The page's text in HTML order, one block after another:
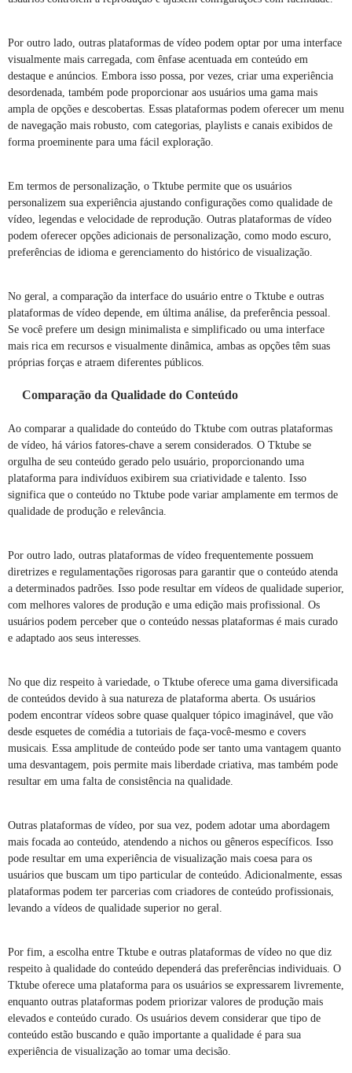
Por outro lado, outras plataformas de vídeo podem optar por uma interface
visualmente mais carregada, com ênfase acentuada em conteúdo em
destaque e anúncios. Embora isso possa, por vezes, criar uma experiência
desordenada, também pode proporcionar aos usuários uma gama mais
ampla de opções e descobertas. Essas plataformas podem oferecer um menu
de navegação mais robusto, com categorias, playlists e canais exibidos de
forma proeminente para uma fácil exploração.
Em termos de personalização, o Tktube permite que os usuários
personalizem sua experiência ajustando configurações como qualidade de
vídeo, legendas e velocidade de reprodução. Outras plataformas de vídeo
podem oferecer opções adicionais de personalização, como modo escuro,
preferências de idioma e gerenciamento do histórico de visualização.
No geral, a comparação da interface do usuário entre o Tktube e outras
plataformas de vídeo depende, em última análise, da preferência pessoal.
Se você prefere um design minimalista e simplificado ou uma interface
mais rica em recursos e visualmente dinâmica, ambas as opções têm suas
próprias forças e atraem diferentes públicos.
Comparação da Qualidade do Conteúdo
Ao comparar a qualidade do conteúdo do Tktube com outras plataformas
de vídeo, há vários fatores-chave a serem considerados. O Tktube se
orgulha de seu conteúdo gerado pelo usuário, proporcionando uma
plataforma para indivíduos exibirem sua criatividade e talento. Isso
significa que o conteúdo no Tktube pode variar amplamente em termos de
qualidade de produção e relevância.
Por outro lado, outras plataformas de vídeo frequentemente possuem
diretrizes e regulamentações rigorosas para garantir que o conteúdo atenda
a determinados padrões. Isso pode resultar em vídeos de qualidade superior,
com melhores valores de produção e uma edição mais profissional. Os
usuários podem perceber que o conteúdo nessas plataformas é mais curado
e adaptado aos seus interesses.
No que diz respeito à variedade, o Tktube oferece uma gama diversificada
de conteúdos devido à sua natureza de plataforma aberta. Os usuários
podem encontrar vídeos sobre quase qualquer tópico imaginável, que vão
desde esquetes de comédia a tutoriais de faça-você-mesmo e covers
musicais. Essa amplitude de conteúdo pode ser tanto uma vantagem quanto
uma desvantagem, pois permite mais liberdade criativa, mas também pode
resultar em uma falta de consistência na qualidade.
Outras plataformas de vídeo, por sua vez, podem adotar uma abordagem
mais focada ao conteúdo, atendendo a nichos ou gêneros específicos. Isso
pode resultar em uma experiência de visualização mais coesa para os
usuários que buscam um tipo particular de conteúdo. Adicionalmente, essas
plataformas podem ter parcerias com criadores de conteúdo profissionais,
levando a vídeos de qualidade superior no geral.
Por fim, a escolha entre Tktube e outras plataformas de vídeo no que diz
respeito à qualidade do conteúdo dependerá das preferências individuais. O
Tktube oferece uma plataforma para os usuários se expressarem livremente,
enquanto outras plataformas podem priorizar valores de produção mais
elevados e conteúdo curado. Os usuários devem considerar que tipo de
conteúdo estão buscando e quão importante a qualidade é para sua
experiência de visualização ao tomar uma decisão.